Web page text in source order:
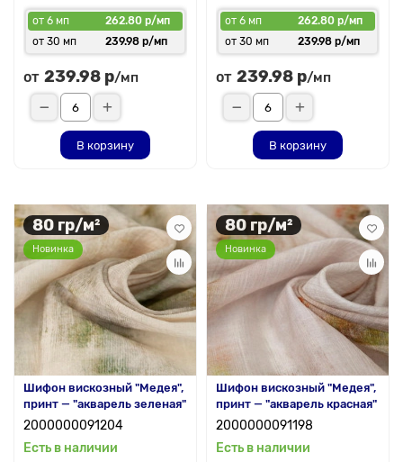
от 6 мп
262.80 р/мп
от 30 мп
239.98 р/мп
от 239.98 р/мп
В корзину
от 6 мп
262.80 р/мп
от 30 мп
239.98 р/мп
от 239.98 р/мп
В корзину
80 гр/м²
Новинка
Шифон вискозный "Медея",
принт — "акварель зеленая"
2000000091204
Есть в наличии
80 гр/м²
Новинка
Шифон вискозный "Медея",
принт — "акварель красная"
2000000091198
Есть в наличии